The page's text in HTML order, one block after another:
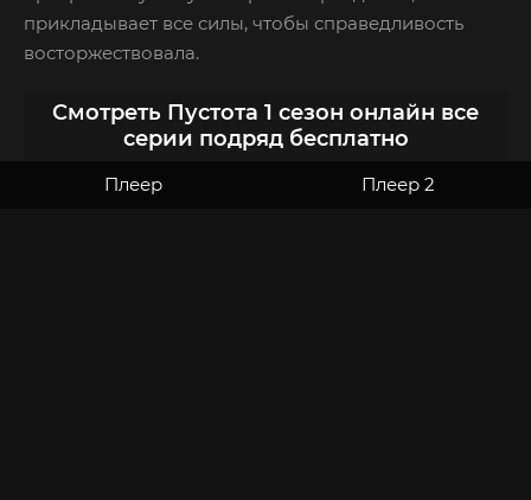
прикладывает все силы, чтобы справедливость
восторжествовала.
Смотреть Пустота 1 сезон онлайн все
серии подряд бесплатно
Плеер Плеер 2